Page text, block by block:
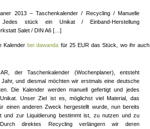
2013 – Taschenkalender / Recycling / Manuelle
stück ein Unikat / Einband-Herstellung
Salet / DIN A6 […]
Kalenderbei dawanda für 25 EUR das Stück, wo ihr auch
der Taschenkalender (Wochenplaner), entsteht
und diesmal möchten wir erstmals eine deutsche
Die Kalender werden manuell gefertigt und jedes
Unser Ziel ist es, möglichst viel Material, das
einen anderen Zweck hergestellt wurde, nun bereits
und zur Liquidierung bestimmt ist, zu nutzen und zu
Durch direktes Recycling verlängern wir deren